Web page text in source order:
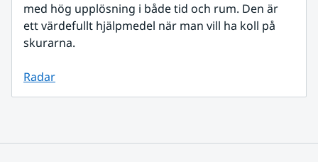
med hög upplösning i både tid och rum. Den är
ett värdefullt hjälpmedel när man vill ha koll på
skurarna.
Radar